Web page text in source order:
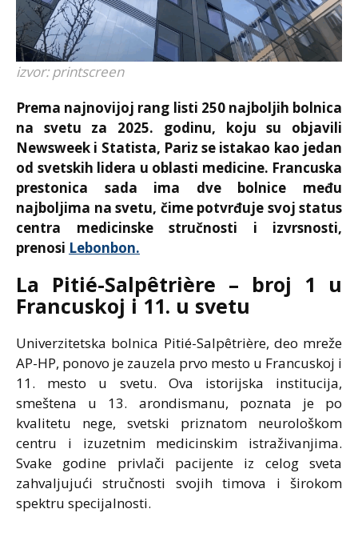
izvor: printscreen
Prema najnovijoj rang listi 250 najboljih bolnica
na svetu za 2025. godinu, koju su objavili
Newsweek i Statista, Pariz se istakao kao jedan
od svetskih lidera u oblasti medicine. Francuska
prestonica sada ima dve bolnice među
najboljima na svetu, čime potvrđuje svoj status
centra medicinske stručnosti i izvrsnosti,
prenosi Lebonbon.
La Pitié-Salpêtrière – broj 1 u
Francuskoj i 11. u svetu
Univerzitetska bolnica Pitié-Salpêtrière, deo mreže
AP-HP, ponovo je zauzela prvo mesto u Francuskoj i
11. mesto u svetu. Ova istorijska institucija,
smeštena u 13. arondismanu, poznata je po
kvalitetu nege, svetski priznatom neurološkom
centru i izuzetnim medicinskim istraživanjima.
Svake godine privlači pacijente iz celog sveta
zahvaljujući stručnosti svojih timova i širokom
spektru specijalnosti.